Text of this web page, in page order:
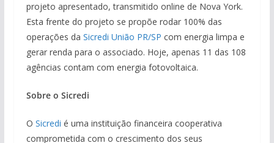
projeto apresentado, transmitido online de Nova York.
Esta frente do projeto se propõe rodar 100% das
operações da Sicredi União PR/SP com energia limpa e
gerar renda para o associado. Hoje, apenas 11 das 108
agências contam com energia fotovoltaica.
Sobre o Sicredi
O Sicredi é uma instituição financeira cooperativa
comprometida com o crescimento dos seus